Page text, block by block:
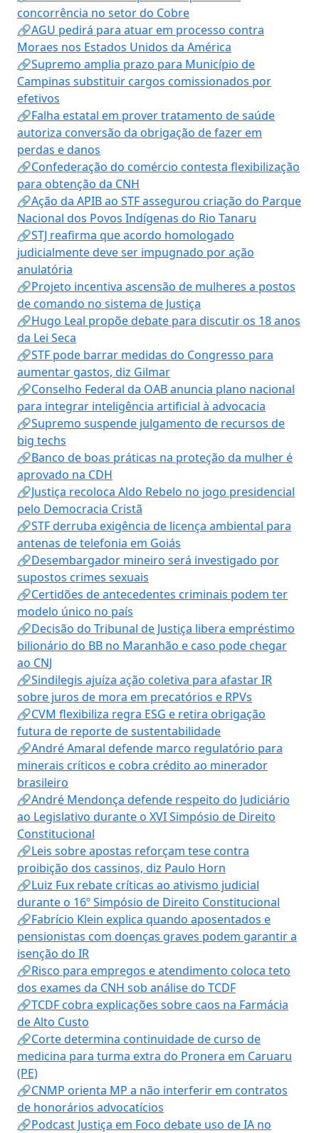
concorrência no setor do Cobre
🔗AGU pedirá para atuar em processo contra
Moraes nos Estados Unidos da América
🔗Supremo amplia prazo para Município de
Campinas substituir cargos comissionados por
efetivos
🔗Falha estatal em prover tratamento de saúde
autoriza conversão da obrigação de fazer em
perdas e danos
🔗Confederação do comércio contesta flexibilização
para obtenção da CNH
🔗Ação da APIB ao STF assegurou criação do Parque
Nacional dos Povos Indígenas do Rio Tanaru
🔗STJ reafirma que acordo homologado
judicialmente deve ser impugnado por ação
anulatória
🔗Projeto incentiva ascensão de mulheres a postos
de comando no sistema de Justiça
🔗Hugo Leal propõe debate para discutir os 18 anos
da Lei Seca
🔗STF pode barrar medidas do Congresso para
aumentar gastos, diz Gilmar
🔗Conselho Federal da OAB anuncia plano nacional
para integrar inteligência artificial à advocacia
🔗Supremo suspende julgamento de recursos de
big techs
🔗Banco de boas práticas na proteção da mulher é
aprovado na CDH
🔗Justiça recoloca Aldo Rebelo no jogo presidencial
pelo Democracia Cristã
🔗STF derruba exigência de licença ambiental para
antenas de telefonia em Goiás
🔗Desembargador mineiro será investigado por
supostos crimes sexuais
🔗Certidões de antecedentes criminais podem ter
modelo único no país
🔗Decisão do Tribunal de Justiça libera empréstimo
bilionário do BB no Maranhão e caso pode chegar
ao CNJ
🔗Sindilegis ajuíza ação coletiva para afastar IR
sobre juros de mora em precatórios e RPVs
🔗CVM flexibiliza regra ESG e retira obrigação
futura de reporte de sustentabilidade
🔗André Amaral defende marco regulatório para
minerais críticos e cobra crédito ao minerador
brasileiro
🔗André Mendonça defende respeito do Judiciário
ao Legislativo durante o XVI Simpósio de Direito
Constitucional
🔗Leis sobre apostas reforçam tese contra
proibição dos cassinos, diz Paulo Horn
🔗Luiz Fux rebate críticas ao ativismo judicial
durante o 16º Simpósio de Direito Constitucional
🔗Fabrício Klein explica quando aposentados e
pensionistas com doenças graves podem garantir a
isenção do IR
🔗Risco para empregos e atendimento coloca teto
dos exames da CNH sob análise do TCDF
🔗TCDF cobra explicações sobre caos na Farmácia
de Alto Custo
🔗Corte determina continuidade de curso de
medicina para turma extra do Pronera em Caruaru
(PE)
🔗CNMP orienta MP a não interferir em contratos
de honorários advocatícios
🔗Podcast Justiça em Foco debate uso de IA no